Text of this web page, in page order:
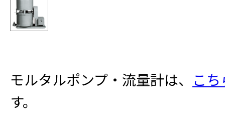
モルタルポンプ・流量計は、 こ
す。